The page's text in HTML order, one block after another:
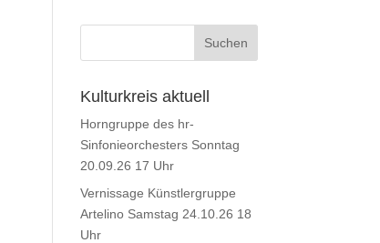
Kulturkreis aktuell
Horngruppe des hr-
Sinfonieorchesters Sonntag
20.09.26 17 Uhr
Vernissage Künstlergruppe
Artelino Samstag 24.10.26 18
Uhr